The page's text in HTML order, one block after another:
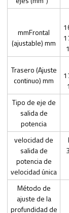
mmFrontal
(ajustable) mm
Trasero (Ajuste
continuo) mm
Tipo de eje de
salida de
potencia
velocidad de
salida de
potencia de
velocidad única
Método de
ajuste de la
profundidad de